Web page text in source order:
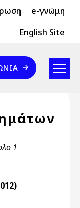
e-γνώμη
English Site
1